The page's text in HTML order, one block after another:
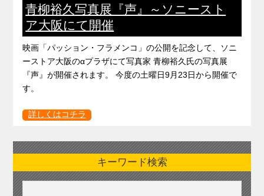
青柳裕久写真展『声』～ソニースト
ア大阪にて開催
映画「パッション・フラメンコ」の公開を記念して、ソニ
ーストア大阪のαプラザにて写真家 青柳裕久氏の写真展
『声』が開催されます。 今度の土曜日9月23日から開催で
す。
詳しくはコチラ
キーワード検索